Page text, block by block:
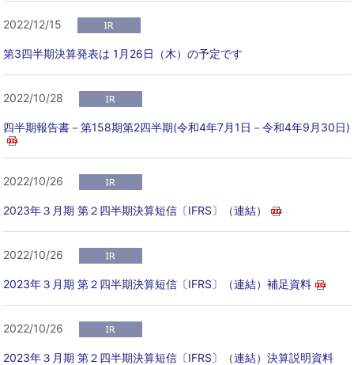
2022/12/15
第3四半期決算発表は 1月26日（木）の予定です
2022/10/28
四半期報告書－第158期第2四半期(令和4年7月1日－令和4年9月30日)
2022/10/26
2023年３月期 第２四半期決算短信〔IFRS〕（連結）
2022/10/26
2023年３月期 第２四半期決算短信〔IFRS〕（連結）補足資料
2022/10/26
2023年３月期 第２四半期決算短信〔IFRS〕（連結）決算説明資料